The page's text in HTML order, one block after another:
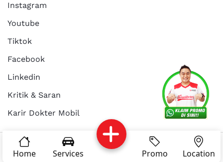
Services About Us
Kritik dan
Reservasi Career
Home Services Promo Location
Instagram
Youtube
Tiktok
Facebook
Linkedin
Kritik & Saran
Karir Dokter Mobil
© Copyright 2025 - Dokter Mobil Indonesia